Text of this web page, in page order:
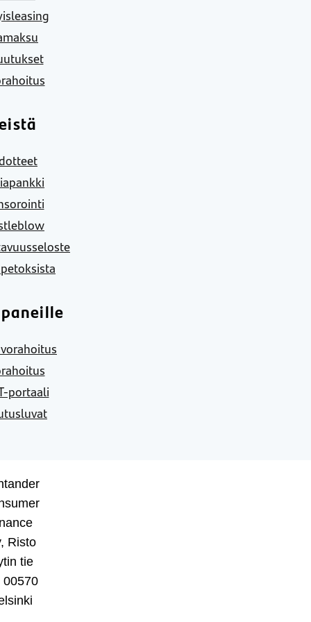
portaali
Risto
tie
00570